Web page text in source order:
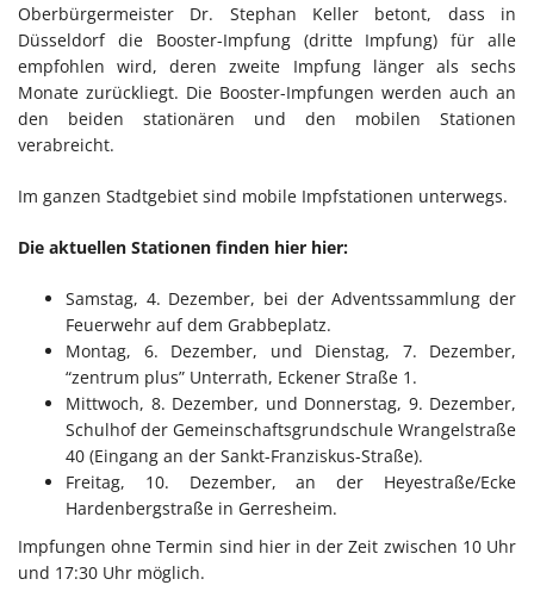
Oberbürgermeister Dr. Stephan Keller betont, dass in
Düsseldorf die Booster-Impfung (dritte Impfung) für alle
empfohlen wird, deren zweite Impfung länger als sechs
Monate zurückliegt. Die Booster-Impfungen werden auch an
den beiden stationären und den mobilen Stationen
verabreicht.
Im ganzen Stadtgebiet sind mobile Impfstationen unterwegs.
Die aktuellen Stationen finden hier hier:
Samstag, 4. Dezember, bei der Adventssammlung der
Feuerwehr auf dem Grabbeplatz.
Montag, 6. Dezember, und Dienstag, 7. Dezember,
“zentrum plus” Unterrath, Eckener Straße 1.
Mittwoch, 8. Dezember, und Donnerstag, 9. Dezember,
Schulhof der Gemeinschaftsgrundschule Wrangelstraße
40 (Eingang an der Sankt-Franziskus-Straße).
Freitag, 10. Dezember, an der Heyestraße/Ecke
Hardenbergstraße in Gerresheim.
Impfungen ohne Termin sind hier in der Zeit zwischen 10 Uhr
und 17:30 Uhr möglich.